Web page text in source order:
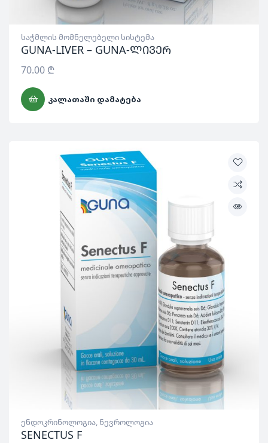
საჭმლის მომნელებელი სისტემა
GUNA-LIVER – GUNA-ლივერ
70.00 ₾
ᲙᲐᲚᲐᲗᲐᲨᲘ ᲓᲐᲛᲐᲢᲔᲑᲐ
ენდოკრინოლოგია, ნევროლოგია
SENECTUS F